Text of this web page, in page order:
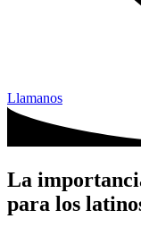
Llamanos
La
para los